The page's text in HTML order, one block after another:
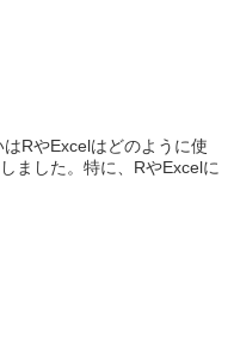
RやExcelはどのように使
ました。特に、RやExcelに